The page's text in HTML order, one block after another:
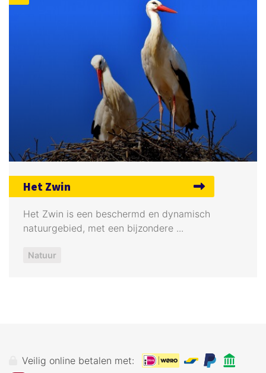
Het Zwin
Het Zwin is een beschermd en dynamisch
natuurgebied, met een bijzondere ...
Natuur
Veilig online betalen met: